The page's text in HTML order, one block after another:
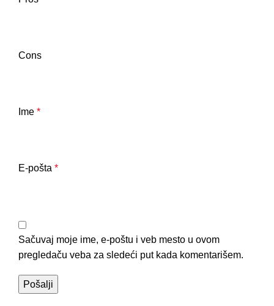
Cons
Ime *
E-pošta *
Sačuvaj moje ime, e-poštu i veb mesto u ovom
pregledaču veba za sledeći put kada komentarišem.